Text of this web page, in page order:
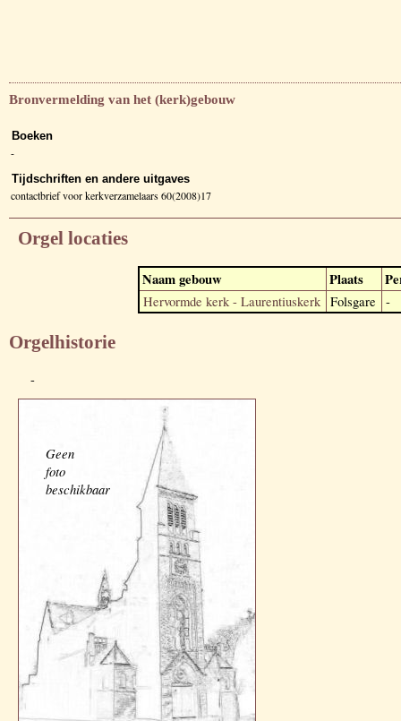
Bronvermelding van het (kerk)gebouw
Boeken
-
Tijdschriften en andere uitgaves
contactbrief voor kerkverzamelaars 60(2008)17
Orgel locaties
Naam gebouw Plaats
Hervormde kerk - Laurentiuskerk Folsgare -
Orgelhistorie
-
Geen
foto
beschikbaar